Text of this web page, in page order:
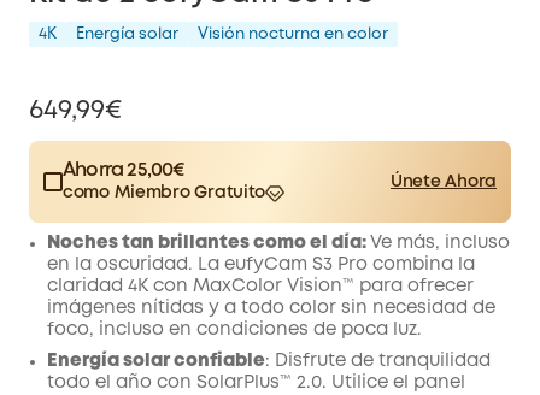
4K Energía solar Visión nocturna en color
649,99€
Ahorra 25,00€
como Miembro Gratuito
Únete Ahora
$15.00 /mes
Save 25,00€ Now
worth more than 25,00€
Other Benefits
Noches tan brillantes como el día: Ve más, incluso
en la oscuridad. La eufyCam S3 Pro combina la
claridad 4K con MaxColor Vision™ para ofrecer
imágenes nítidas y a todo color sin necesidad de
foco, incluso en condiciones de poca luz.
Energía solar confiable: Disfrute de tranquilidad
todo el año con SolarPlus™ 2.0. Utilice el panel